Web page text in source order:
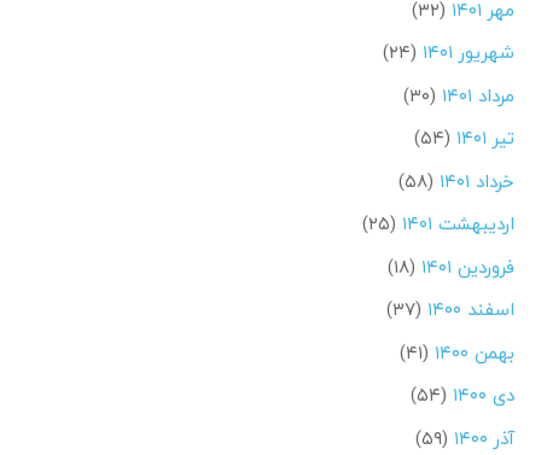
مهر ۱۴۰۱
(۳۲)
شهریور ۱۴۰۱
(۲۴)
مرداد ۱۴۰۱
(۳۰)
تیر ۱۴۰۱
(۵۴)
خرداد ۱۴۰۱
(۵۸)
اردیبهشت ۱۴۰۱
(۲۵)
فروردین ۱۴۰۱
(۱۸)
اسفند ۱۴۰۰
(۳۷)
بهمن ۱۴۰۰
(۴۱)
دی ۱۴۰۰
(۵۴)
آذر ۱۴۰۰
(۵۹)